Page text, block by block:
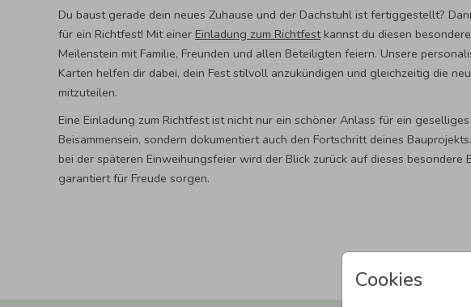
Cookies
Du baust gerade dein neues Zuhause und der Dachstuhl ist fertiggestellt?
für ein Richtfest! Mit einer Einladung zum Richtfestkannst du diesen
Meilenstein mit Familie, Freunden und allen Beteiligten feiern. Unsere
Karten helfen dir dabei, dein Fest stilvoll anzukündigen und gleichzeitig die
mitzuteilen.
Eine Einladung zum Richtfest ist nicht nur ein schöner Anlass für ein geselliges
Beisammensein, sondern dokumentiert auch den Fortschritt deines
bei der späteren Einweihungsfeier wird der Blick zurück auf dieses besondere
garantiert für Freude sorgen.